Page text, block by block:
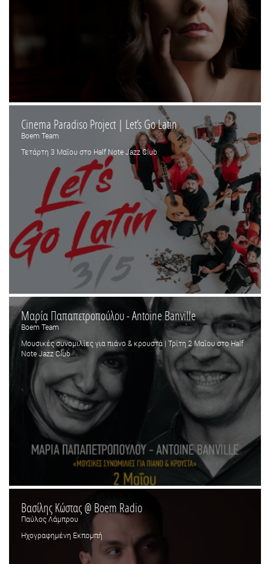
Cinema Paradiso Project | Let’s Go Latin
Boem Team
Τετάρτη 3 Μαΐου στο Half Note Jazz Club
Μαρία Παπαπετροπούλου - Antoine Banville
Boem Team
Μουσικές συνομιλίες για πιάνο & κρουστά | Τρίτη 2 Μαΐου στο Half
Note Jazz Club
Βασίλης Κώστας @ Boem Radio
Παύλος Λάμπρου
Ηχογραφημένη Εκπομπή